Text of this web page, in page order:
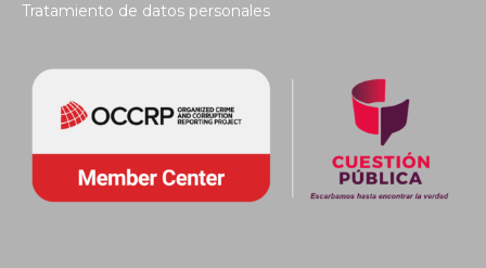
Tratamiento de datos personales